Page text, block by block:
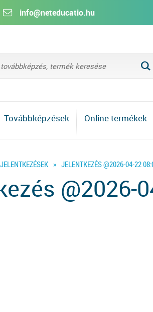
info@neteducatio.hu
L
Továbbképzések Online termékek
» JELENTKEZÉS @2026-04-22
@2026-